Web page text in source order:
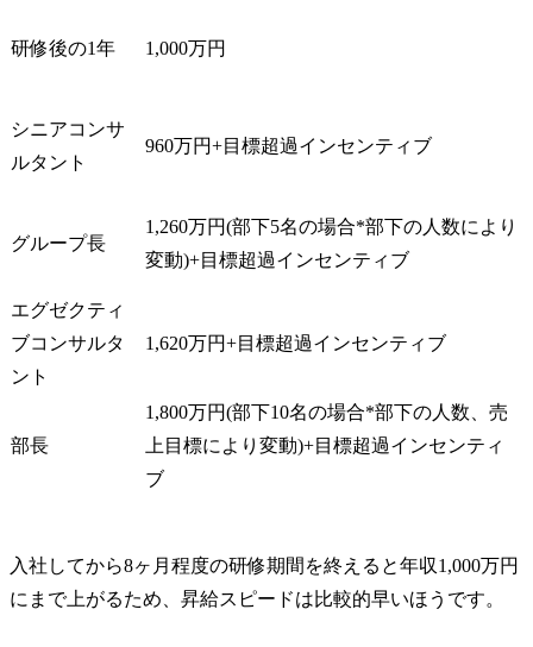
研修後の1年 1,000万円
シニアコンサ
ルタント
960万円+目標超過インセンティブ
グループ長
1,260万円(部下5名の場合*部下の人数により
変動)+目標超過インセンティブ
エグゼクティ
ブコンサルタ
ント
1,620万円+目標超過インセンティブ
部長
1,800万円(部下10名の場合*部下の人数、売
上目標により変動)+目標超過インセンティ
ブ
入社してから8ヶ月程度の研修期間を終えると年収1,000万円
にまで上がるため、昇給スピードは比較的早いほうです。